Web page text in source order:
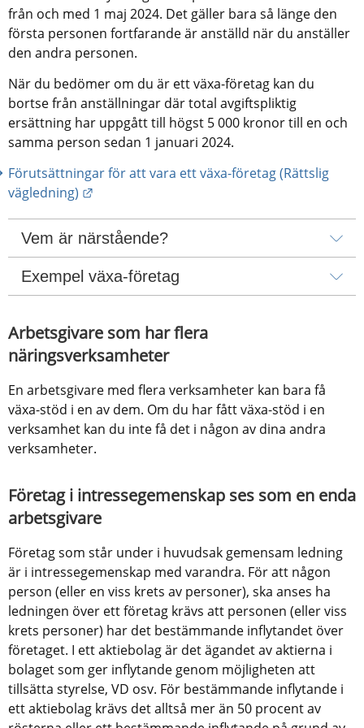
från och med 1 maj 2024. Det gäller bara så länge den
första personen fortfarande är anställd när du anställer
den andra personen.
När du bedömer om du är ett växa-företag kan du
bortse från anställningar där total avgiftspliktig
ersättning har uppgått till högst 5 000 kronor till en och
samma person sedan 1 januari 2024.
Förutsättningar för att vara ett växa-företag (Rättslig
vägledning)
Vem är närstående?
Exempel växa-företag
Arbetsgivare som har flera
näringsverksamheter
En arbetsgivare med flera verksamheter kan bara få
växa-stöd i en av dem. Om du har fått växa-stöd i en
verksamhet kan du inte få det i någon av dina andra
verksamheter.
Företag i intressegemenskap ses som en enda
arbetsgivare
Företag som står under i huvudsak gemensam ledning
är i intressegemenskap med varandra. För att någon
person (eller en viss krets av personer), ska anses ha
ledningen över ett företag krävs att personen (eller viss
krets personer) har det bestämmande inflytandet över
företaget. I ett aktiebolag är det ägandet av aktierna i
bolaget som ger inflytande genom möjligheten att
tillsätta styrelse, VD osv. För bestämmande inflytande i
ett aktiebolag krävs det alltså mer än 50 procent av